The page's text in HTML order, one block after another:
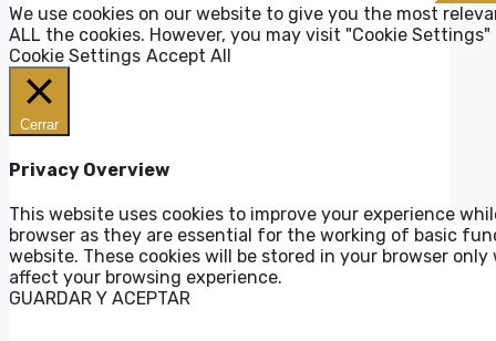
We use cookies on our website to give you the most
ALL the cookies. However, you may visit "Cookie
Cookie Settings Accept All
Cerrar
Privacy Overview
This website uses cookies to improve your experience
browser as they are essential for the working of basic
website. These cookies will be stored in your browser
affect your browsing experience.
GUARDAR Y ACEPTAR